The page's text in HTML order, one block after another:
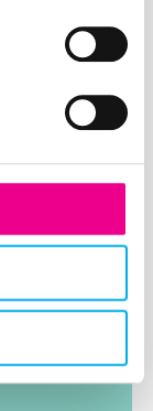
grâce
clé
de
suite